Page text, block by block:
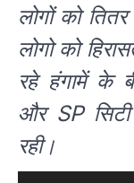
लोगों को
लोगो को
रहे हंगामें के
और SP सिटी
रही।